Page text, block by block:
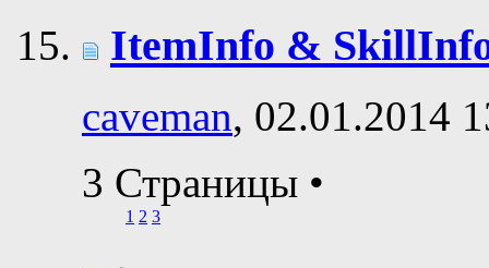
ItemInfo &
caveman, 02.01.2014
3 Страницы •
1 2 3